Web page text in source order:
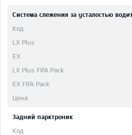
Система слежения за усталостью
Задний парктроник